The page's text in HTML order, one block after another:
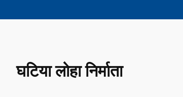
घटिया लोहा निर्माता